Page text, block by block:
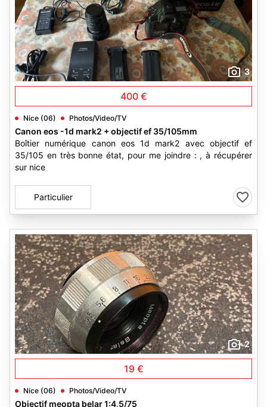
3
400 €
Nice (06) Photos/Video/TV
Canon eos -1d mark2 + objectif ef 35/105mm
Boîtier numérique canon eos 1d mark2 avec objectif ef
35/105 en très bonne état, pour me joindre : , à récupérer
sur nice
Particulier
2
19 €
Nice (06) Photos/Video/TV
Objectif meopta belar 1:4,5/75